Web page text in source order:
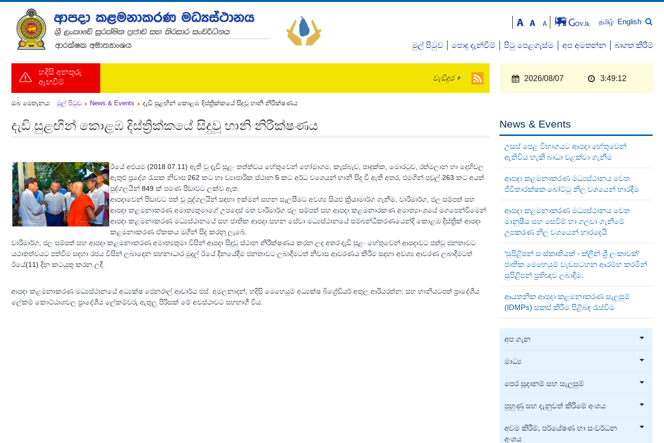
தமிழ் English
මුල් පිටුව පොදු දැන්වීම් පිටු පෙළගැස්ම අප අමතන්න බාගත කිරීම්
හදිසි අනතුරු
ඇඟවීම්
වැඩිදුර 2026/08/07 3:49:12
ඔබ මෙතැනය: මුල් පිටුව News & Events දැඩි සුළඟින් කොළඹ දිස්ත්‍රික්කයේ සිදුවූ හානි නිරීක්ෂණය
දැඩි සුළඟින් කොළඹ දිස්ත්‍රික්කයේ සිදුවූ හානි නිරීක්ෂණය
ඊයේ අළුයම (2018.07.11) ඇති වූ දැඩි සුළං තත්ත්වය හේතුවෙන් හෝමාගම, කැස්බෑව, පාදුක්ක, මොරටුව, රත්මලාන හා දෙහිවල
ඇතුළු ප්‍රදේශ රැසක නිවාස 262 කට හා ව්‍යාපාරික ස්ථාන 5 කට අර්ධ වශෙයන් හානි සිදු වී ඇති අතර, එමගින් පවුල් 263 කට අයත්
පුද්ගලයින් 849 ක් පමණ පීඩාවට ලක්ව ඇත.
ආපදාවෙන් පීඩාවට පත් වූ පුද්ගලයින් සඳහා ඉක්මන් සහන සැලසීමට අවශ්‍ය සියළු ක්‍රියාමාර්ග ගැනීම, වාරිමාර්ග, ජල සම්පත් සහ
ආපදා කළමනාකරණ අමාත්‍යතුමාගේ උපදෙස් මත වාරිමාර්ග ජල සම්පත් සහ ආපදා කළමනාරකණ අමාත්‍යාංශයේ මගපෙන්වීමෙන්
ආපදා කළමනාකරණ මධ්‍යස්ථානයේ සහ ජාතික ආපදා සහන සේවා මධ්‍යස්ථානයේ සම්බන්ධීකරණයෙන්දි කොළඹ දිස්ත්‍රික් ආපදා
කළමනාකරණ ඒකකය මගින් සිදු කරනු ලැබේ.
වාරිමාර්ග, ජල සම්පත් සහ ආපදා කළමනාකරණ අමාත්‍යතුමා විසින් ආපදා සිදුවු ස්ථාන නිරීක්ෂණය කරන ලද අතර දැඩි සුළං හේතුවෙන් ආපදාවට පත්වු ජනතාවට
යථාතත්වයට පත්වීම සදහා රජය විසින් ලබාදෙන සහනාධාර මුදල් ඊයේ දීනයේදීම ජනතාවට ලබාදීමටත් නිවාස ආවරණය කිරීම සදහා අවශ්‍ය ආවරණ ලබාදීමටත්
ඊයේ(11) දින කටයුතු කරන ලදී.
ආපදා කළමනාකරණ මධ්‍යස්ථානයේ අධ්‍යක්ෂ ජෙනරාල් ආචාර්ය එස්. අමලනාදන්, හදිසි මෙහෙයුම් අධ්‍යක්ෂ බිග්‍රේඩියර් අතුල ආරියරත්න, සහ හානියටපත් ප්‍රාදේශීය
ලේකම් කොට්ඨාශවල ප්‍රාදේශීය ලේකම්වරු ඇතුලු පිරිසක් මේ අවස්ථාවට සහභාගී විය.
News & Events
උසස් පෙළ විභාගයට ආපදා හේතුවෙන්
ඇතිවිය හැකි බාධා වළක්වා ගැනීම
ආපදා කළමනාකරණ මධ්‍යස්ථානය වෙත
ජීවිතාරක්ෂක බෝට්ටු නිල වශයෙන් භාරදීම
ආපදා කළමනාකරණ මධ්‍යස්ථානය වෙත
මානුෂීය සහ සෙවීම් හා ගලවා ගැනීමේ
උපකරණ නිල වශයෙන් භාරදෙයි
‘සුපිළිපන් සංස්කෘතියක් - ක්ලීන් ශ්‍රී ලංකාවක්’
ජාතික මෙහෙයුම් වැඩසටහන ආරම්භ කරමින්
සුපිළිපන් ප්‍රතිඥාව ලබාදීම.
ආයතනික ආපදා කළමනාකරණ සැලසුම්
(IDMPs) සකස් කිරීම පිළිබඳ රැස්වීම
අප ගැන
මාධ්‍ය
පෙර සූදානම් සහ සැලසුම්
පුහුණු සහ දැනුවත් කිරීමේ අංශය
අවම කිරීම්, පර්යේෂණ හා සංවර්ධන
අංශය